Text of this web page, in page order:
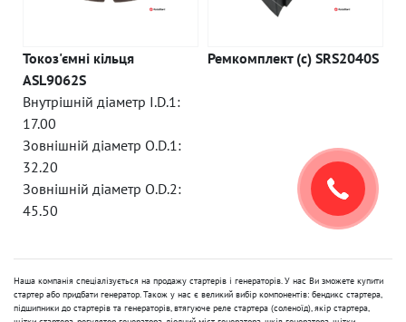
Токоз'ємні кільця
ASL9062S
Внутрішній діаметр I.D.1:
17.00
Зовнішній діаметр O.D.1:
32.20
Зовнішній діаметр O.D.2:
45.50
Ремкомплект (c) SRS2040S
Наша компанія спеціалізується на продажу стартерів і генераторів. У нас Ви зможете купити
стартер або придбати генератор. Також у нас є великий вибір компонентів: бендикс стартера,
підшипники до стартерів та генераторів, втягуюче реле стартера (соленоїд), якір стартера,